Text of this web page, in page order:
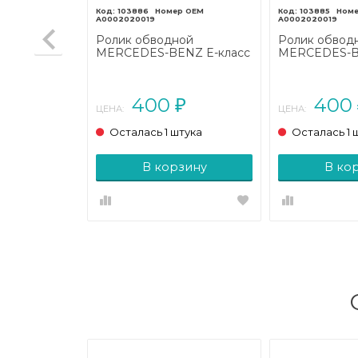
S211
103886
A0002020019
Ролик обводной
MERCEDES-BENZ E-класс
ЦЕНА: 400 ₽
Осталась 1 штука
В корзину
103885
A0002020019
Ролик
MERCEDES-
ЦЕНА: 400
Осталась 1
В